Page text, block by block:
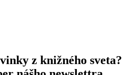
z knižného sveta?